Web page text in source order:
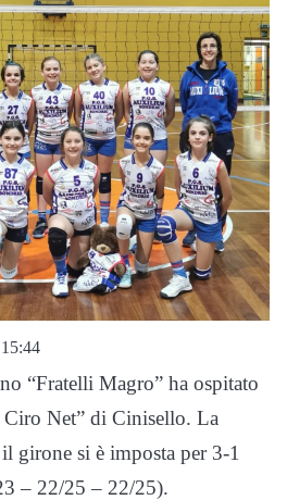
“Fratelli Magro” ha ospitato
Ciro Net” di Cinisello. La
girone si è imposta per 3-1
– 22/25 – 22/25).